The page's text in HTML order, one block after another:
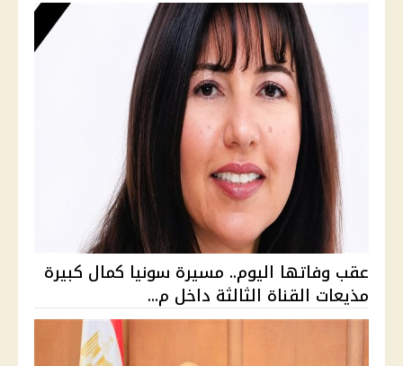
عقب وفاتها اليوم.. مسيرة سونيا كمال كبيرة
مذيعات القناة الثالثة داخل م...